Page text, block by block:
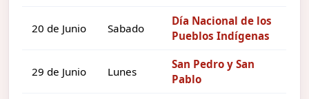
20 de Junio Sabado
Día Nacional de los
Pueblos Indígenas
29 de Junio Lunes
San Pedro y San
Pablo